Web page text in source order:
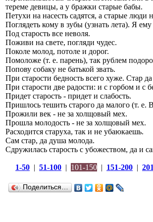
тереме девицы, а у бражки старые бабы.
Петухи на насесть садятся, а старые люди
Поглядеть кому в зубы (узнать лета). Я
Под старость все неволя.
Поживи на свете, погляди чудес.
Поколе молод, потоле и дорог.
Помоложе (т. е. парень), так рублем
Попову собаку не батькой звать.
При старости бедность всего хуже. Стар
При старости две радости: и с горбом и с
Придет старость - придет и слабость.
Пришлось тешить старого да малого (т. е.
Прожили век - не за холщовый мех.
Прошла молодость - не за холщовый мех.
Расходится старуха, так и не убаюкаешь.
Сам стар, да душа молода.
Сдружилась старость с убожеством, да и
1-50 | 51-100 | 101-150 | 151-200 |
Поделиться…